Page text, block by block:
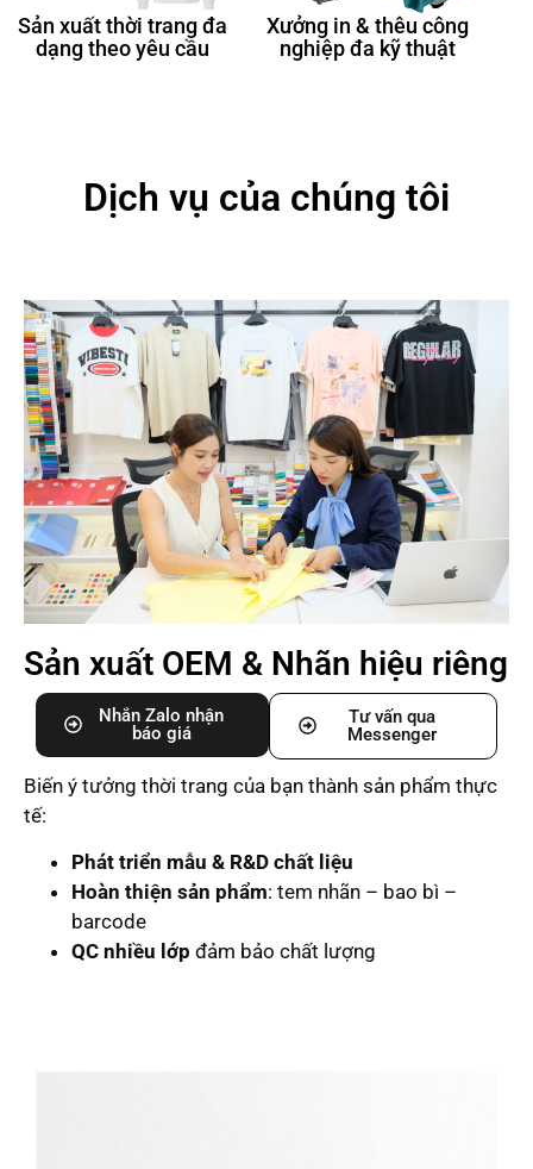
Sản xuất thời trang đa
dạng theo yêu cầu
Xưởng in & thêu công
nghiệp đa kỹ thuật
Dịch vụ của chúng tôi
Sản xuất OEM & Nhãn hiệu riêng
Nhắn Zalo nhận
báo giá
Tư vấn qua
Messenger
Biến ý tưởng thời trang của bạn thành sản phẩm thực
tế:
Phát triển mẫu & R&D chất liệu
Hoàn thiện sản phẩm: tem nhãn – bao bì –
barcode
QC nhiều lớp đảm bảo chất lượng